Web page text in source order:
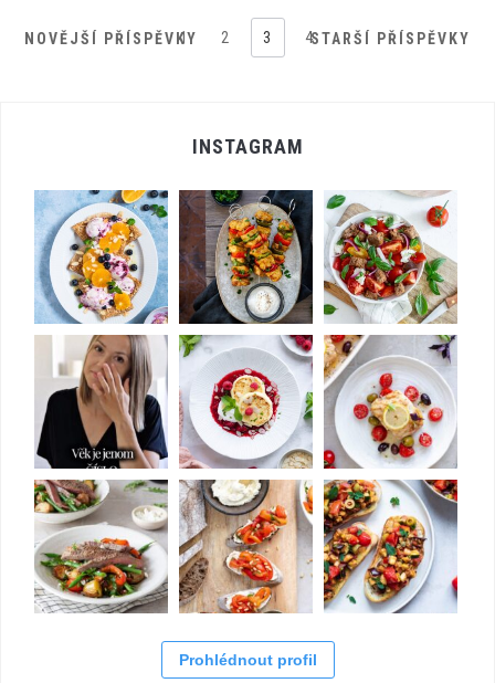
NOVĚJŠÍ PŘÍSPĚVKY
1 2 3 4STARŠÍ PŘÍSPĚVKY
INSTAGRAM
Prohlédnout profil